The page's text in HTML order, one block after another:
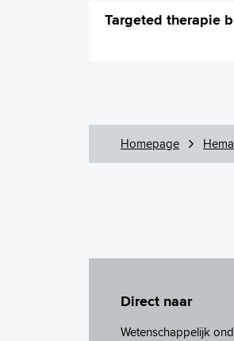
Targeted therapie
Homepage
Direct naar
Wetenschappelijk